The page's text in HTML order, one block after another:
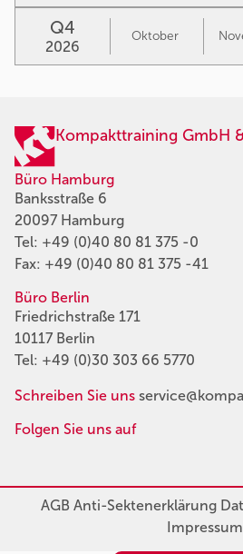
Q4
2026
Oktober
Kompakttraining GmbH
Büro Hamburg
Banksstraße 6
20097 Hamburg
Tel: +49 (0)40 80 81 375 -0
Fax: +49 (0)40 80 81 375 -41
Büro Berlin
Friedrichstraße 171
10117 Berlin
Tel: +49 (0)30 303 66 5770
Schreiben Sie uns
Folgen Sie uns auf
AGBAnti-Sektenerklärung
Impressum